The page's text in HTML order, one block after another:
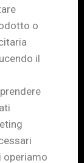
o
il
operiamo